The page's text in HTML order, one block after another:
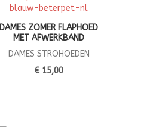
DAMES ZOMER FLAPHOED
MET AFWERKBAND
DAMES STROHOEDEN
€ 15,00